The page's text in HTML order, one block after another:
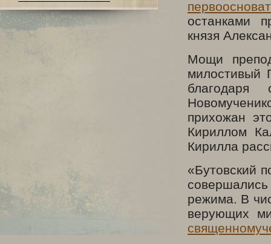
останками
князя
Мощи
милостивый
прихожан
Кириллом
Кирилла
«Бутовский
режима. В
верующих